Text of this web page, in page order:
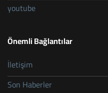
youtube
Önemli Bağlantılar
İletişim
Son Haberler